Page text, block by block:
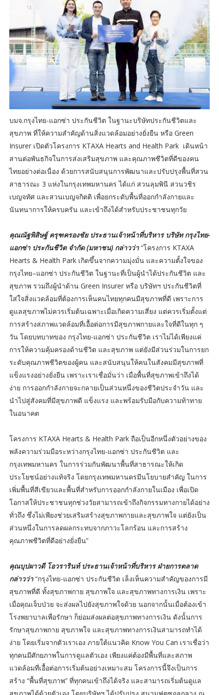
บมจ.กรุงไทย-แอกซ่า ประกันชีวิต ในฐานะบริษัทประกันชีวิตและ
สุขภาพ ที่ให้ความสำคัญด้านสิ่งแวดล้อมอย่างยั่งยืน หรือ Green
Insurer เปิดตัวโครงการ KTAXA Hearts and Health Park เดินหน้า
สานต่อพันธกิจในการส่งเสริมสุขภาพ และคุณภาพชีวิตที่ดีของคน
ไทยอย่างต่อเนื่อง ด้วยการสนับสนุนการพัฒนาและปรับปรุงพื้นที่สวน
สาธารณะ 3 แห่งในกรุงเทพมหานคร ได้แก่ สวนลุมพินี สวนวชิร
เบญจทัศ และสวนเบญจกิตติ เพื่อยกระดับพื้นที่ออกกำลังกายและ
นันทนาการให้ครบครัน และเข้าถึงได้สำหรับประชาชนทุกวัย
คุณณัฐพิสิษฐ์ ครุฑครองชัย ประธานเจ้าหน้าที่บริหาร บริษัท กรุงไทย-
แอกซ่า ประกันชีวิต จำกัด (มหาชน) กล่าวว่า“โครงการ KTAXA
Hearts & Health Park เกิดขึ้นจากความมุ่งมั่น และความตั้งใจของ
กรุงไทย–แอกซ่า ประกันชีวิต ในฐานะที่เป็นผู้นำได้ประกันชีวิต และ
สุขภาพ รวมถึงผู้นำด้าน Green Insurer หรือ บริษัทฯ ประกันชีวิตที่
ใส่ใจสิ่งแวดล้อมที่ต้องการเห็นคนไทยทุกคนมีสุขภาพที่ดี เพราะการ
ดูแลสุขภาพไม่ควรเริ่มต้นเฉพาะเมื่อเกิดความเสี่ยง แต่ควรเริ่มตั้งแต่
การสร้างสภาพแวดล้อมที่เอื้อต่อการมีสุขภาพกายและใจที่ดีในทุก ๆ
วัน โดยบทบาทของ กรุงไทย-แอกซ่า ประกันชีวิต เราไม่ได้เพียงแค่
การให้ความคุ้มครองด้านชีวิต และสุขภาพ แต่ยังมีส่วนร่วมในการยก
ระดับคุณภาพชีวิตของผู้คน และสนับสนุนให้คนในสังคมมีสุขภาพที่
แข็งแรงอย่างยั่งยืน เพราะเราเชื่อมั่นว่า เมื่อพื้นที่สุขภาพเข้าถึงได้
ง่าย การออกกำลังกายจะกลายเป็นส่วนหนึ่งของชีวิตประจำวัน และ
นำไปสู่สังคมที่มีสุขภาพดี แข็งแรง และพร้อมรับมือกับความท้าทาย
ในอนาคต
โครงการ KTAXA Hearts & Health Park ถือเป็นอีกหนึ่งตัวอย่างของ
พลังความร่วมมือระหว่างกรุงไทย-แอกซ่า ประกันชีวิต และ
กรุงเทพมหานคร ในการร่วมกันพัฒนาพื้นที่สาธารณะให้เกิด
ประโยชน์อย่างแท้จริง โดยกรุงเทพมหานครมีนโยบายสำคัญ ในการ
เพิ่มพื้นที่สีเขียวและพื้นที่สำหรับการออกกำลังกายในเมือง เพื่อเปิด
โอกาสให้ประชาชนทุกช่วงวัยสามารถเข้าถึงกิจกรรมทางกายได้อย่าง
ทั่วถึง ซึ่งไม่เพียงช่วยเสริมสร้างสุขภาพกายและสุขภาพใจ แต่ยังเป็น
ส่วนหนึ่งในการลดผลกระทบจากภาวะโลกร้อน และการสร้าง
คุณภาพชีวิตที่ดีอย่างยั่งยืน”
คุณบุปผาวดี โอวรารินท์ ประธานเจ้าหน้าที่บริหาร ฝ่ายการตลาด
กล่าวว่า“กรุงไทย-แอกซ่า ประกันชีวิต เล็งเห็นความสำคัญของการมี
สุขภาพที่ดี ทั้งสุขภาพกาย สุขภาพใจ และสุขภาพทางการเงิน เพราะ
เมื่อคุณเจ็บป่วย จะส่งผลไปยังสุขภาพใจด้วย นอกจากนั้นเมื่อต้องเข้า
โรงพยาบาลเพื่อรักษา ก็ย่อมส่งผลต่อสุขภาพทางการเงิน ดังนั้นการ
รักษาสุขภาพกาย สุขภาพใจ และสุขภาพทางการเงินสามารถทำได้
ง่าย โดยเริ่มจากตัวเราเอง ภายใต้แนวคิด Know You Can เราเชื่อว่า
ทุกคนมีศักยภาพในการดูแลตัวเอง เพียงแค่ต้องมีพื้นที่และสภาพ
แวดล้อมที่เอื้อต่อการเริ่มต้นอย่างเหมาะสม โครงการนี้จึงเป็นการ
สร้าง “พื้นที่สุขภาพ” ที่ทุกคนเข้าถึงได้จริง และสามารถเริ่มต้นดูแล